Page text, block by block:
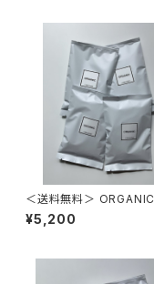
＜送料無料＞ ORGANIC 100
g 4袋
¥5,200